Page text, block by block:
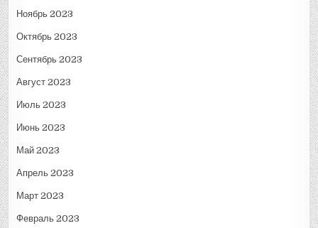
Ноябрь 2023
Октябрь 2023
Сентябрь 2023
Август 2023
Июль 2023
Июнь 2023
Май 2023
Апрель 2023
Март 2023
Февраль 2023